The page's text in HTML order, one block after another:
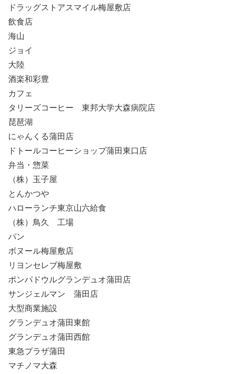
ドラッグストアスマイル梅屋敷店
飲食店
海山
ジョイ
大陸
酒楽和彩豊
カフェ
タリーズコーヒー 東邦大学大森病院店
琵琶湖
にゃんくる蒲田店
ドトールコーヒーショップ蒲田東口店
弁当・惣菜
（株）玉子屋
とんかつや
ハローランチ東京山六給食
（株）鳥久 工場
パン
ボヌール梅屋敷店
リヨンセレブ梅屋敷
ポンパドウルグランデュオ蒲田店
サンジェルマン 蒲田店
大型商業施設
グランデュオ蒲田東館
グランデュオ蒲田西館
東急プラザ蒲田
マチノマ大森